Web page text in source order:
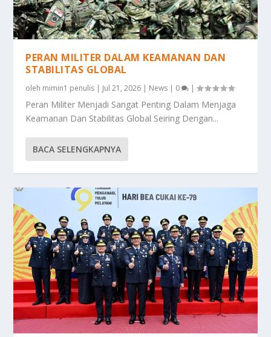
PERAN MILITER DALAM KEAMANAN DAN
STABILITAS GLOBAL
oleh mimin1 penulis | Jul 21, 2026 | News | 0 |
Peran Militer Menjadi Sangat Penting Dalam Menjaga
Keamanan Dan Stabilitas Global Seiring Dengan...
BACA SELENGKAPNYA